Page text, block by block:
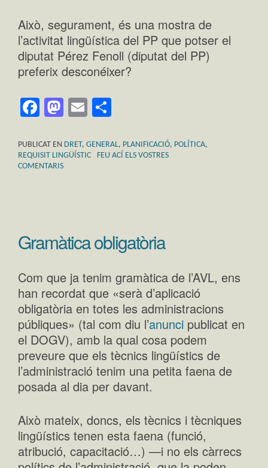
Això, segurament, és una mostra de
l’activitat lingüística del PP que potser el
diputat Pérez Fenoll (diputat del PP)
preferix desconéixer?
Facebook
Mastodon
Email
PUBLICAT EN DRET, GENERAL, PLANIFICACIÓ, POLÍTICA,
REQUISIT LINGÜÍSTIC
FEU ACÍ ELS VOSTRES
COMENTARIS
Gramàtica obligatòria
Com que ja tenim gramàtica de l’AVL, ens
han recordat que «serà d’aplicació
obligatòria en totes les administracions
públiques» (tal com diu l’anunci publicat en
el DOGV), amb la qual cosa podem
preveure que els tècnics lingüístics de
l’administració tenim una petita faena de
posada al dia per davant.
Això mateix, doncs, els tècnics i tècniques
lingüístics tenen esta faena (funció,
atribució, capacitació…) —i no els càrrecs